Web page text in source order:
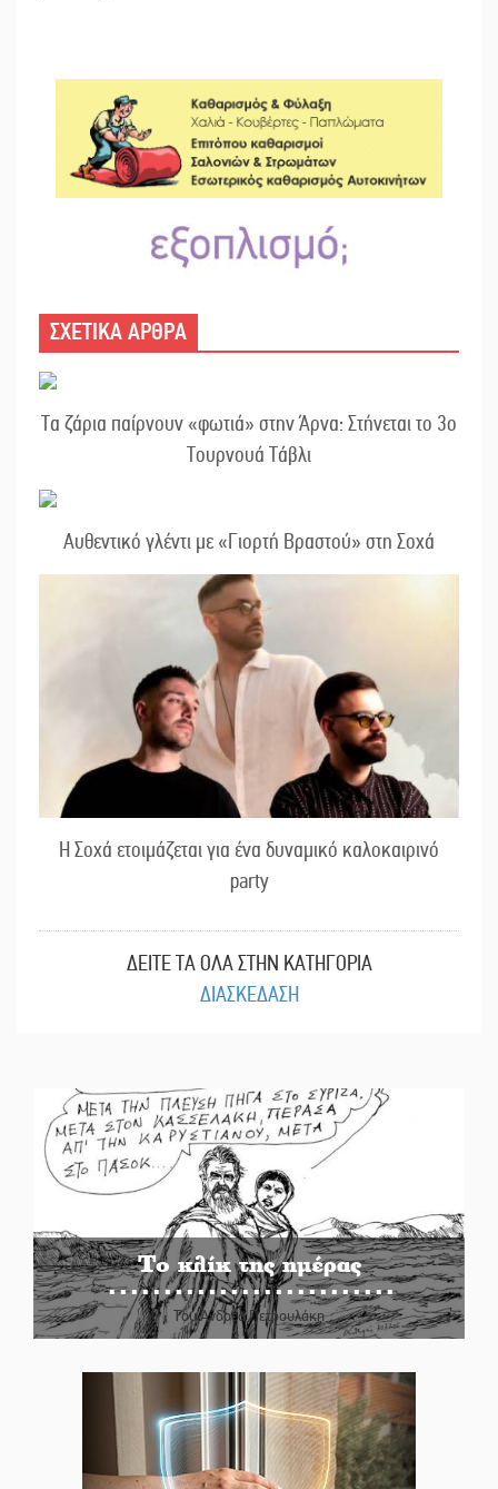
ΣΧΕΤΙΚΑ ΑΡΘΡΑ
Τα ζάρια παίρνουν «φωτιά» στην Άρνα: Στήνεται το 3ο
Τουρνουά Τάβλι
Αυθεντικό γλέντι με «Γιορτή Βραστού» στη Σοχά
Η Σοχά ετοιμάζεται για ένα δυναμικό καλοκαιρινό
party
ΔΕΙΤΕ ΤΑ ΟΛΑ ΣΤΗΝ ΚΑΤΗΓΟΡΙΑ
ΔΙΑΣΚΕΔΑΣΗ
Το κλίκ της ημέρας
Του Ανδρέα Πετρουλάκη